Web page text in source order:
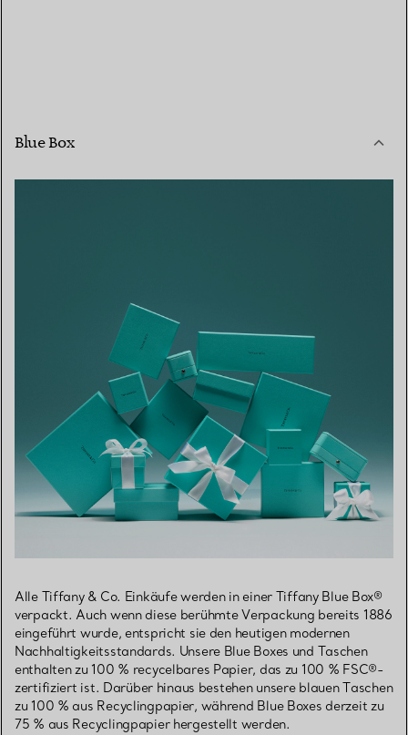
Blue Box
Alle Tiffany & Co. Einkäufe werden in einer Tiffany Blue Box®
verpackt. Auch wenn diese berühmte Verpackung bereits 1886
eingeführt wurde, entspricht sie den heutigen modernen
Nachhaltigkeitsstandards. Unsere Blue Boxes und Taschen
enthalten zu 100 % recycelbares Papier, das zu 100 % FSC®-
zertifiziert ist. Darüber hinaus bestehen unsere blauen Taschen
zu 100 % aus Recyclingpapier, während Blue Boxes derzeit zu
75 % aus Recyclingpapier hergestellt werden.